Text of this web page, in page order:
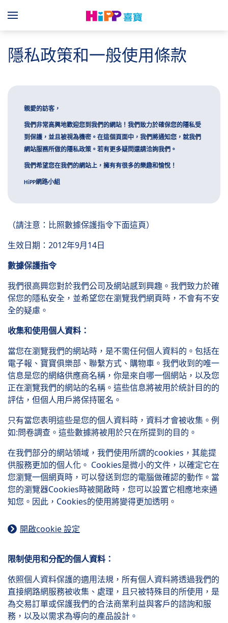
Menü
隱私政策和一般使用條款
親愛的訪客，
我們非常高興地歡迎您到我們的網站！我們致力於確保您的隱私受
到保護，並且被視為機密。在這個頁面中，我們將通知您，就我們
網站服務所做的隱私政策。若有更多疑問還請洽詢我們。
我們希望您在我們的網站上，擁有有很多的樂趣和愉悅！
HiPP網路小組
（請注意：比照數據保護指令下面這頁）
生效日期：2012年9月14日
數據保護指令
我們很高興您對於我們公司及網站感到興趣。我們致力於確
保您的隱私安全，並希望您在瀏覽我們網頁時，不會有不安
全的疑慮。
收集和使用個人資料：
當您在瀏覽我們的網站時，是不需任何個人資料的。包括在
電子報、寶寶俱樂部、聯繫方式、購物車。我們收到的唯一
信息是您的網絡供應商名稱，你是來自哪一個網站，以及您
正在瀏覽我們的網站的名稱。這些信息將被用於統計目的的
評估，但個人用戶將保持匿名。
只有當您表明這些是您的個人資料時，資料才會被收集。例
如:問卷調查。這些數據將被用於只在所提到的目的。
在我們部分的網站領域，我們使用所謂的cookies，其能提
供服務更加的個人化。 Cookies是微小的文件，以確定它在
您瀏覽一個網頁時，可以發送到您的電腦做確認的動作。當
您的瀏覽器Cookies時被開啟時，您可以設置它相應地來通
知您。因此，Cookies的使用將變得更加透明。
開啟cookie 設定
限制使用和分配的個人資料：
依照個人資料保護的適用法規，所有個人資料將透過我們的
直接網路網服務被收集、處理，且只被特殊目的所使用，是
為交易訂單或保護我們的合法商業利益與客戶的諮詢和服
務，以及以需求為導向的產品設計。